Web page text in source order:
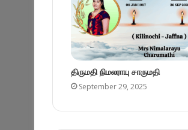
திருமதி நிமலராயு சாருமதி
September 29, 2025